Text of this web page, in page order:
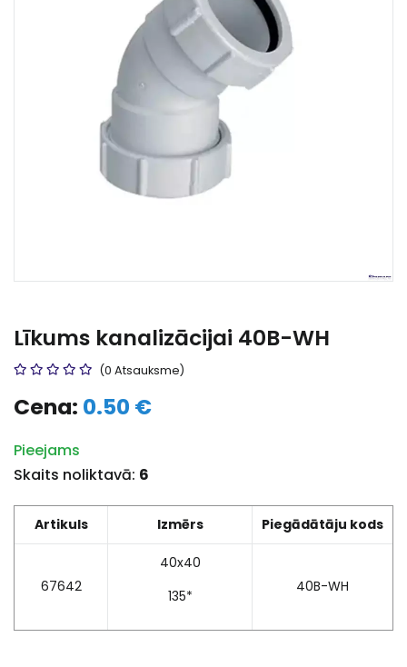
Līkums kanalizācijai 40B-WH
(0 Atsauksme)
Cena: 0.50 €
Pieejams
Skaits noliktavā: 6
Artikuls Izmērs Piegādātāju kods
67642
40x40
135*
40B-WH